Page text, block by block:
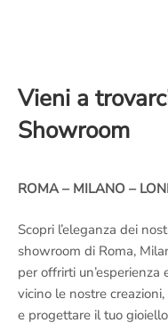
Vieni a
Showroom
ROMA – MILANO –
Scopri l’eleganza dei
showroom di Roma,
per offrirti
vicino le nostre
e progettare il tuo